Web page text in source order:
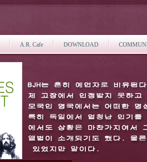
A.R. Cafe DOWNLOAD